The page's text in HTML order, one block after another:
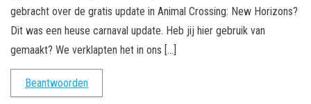
gebracht over de gratis update in Animal Crossing: New Horizons?
Dit was een heuse carnaval update. Heb jij hier gebruik van
gemaakt? We verklapten het in ons […]
Beantwoorden